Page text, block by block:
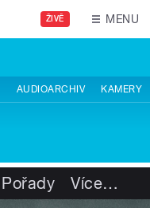
ŽIVĚ MENU
AUDIOARCHIV KAMERY
Pořady Více…